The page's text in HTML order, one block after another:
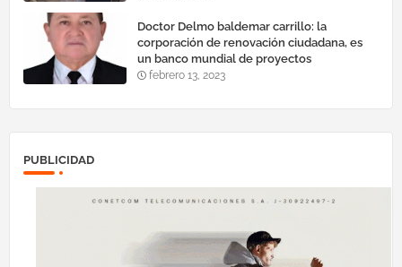
Doctor Delmo baldemar carrillo: la
corporación de renovación ciudadana, es
un banco mundial de proyectos
febrero 13, 2023
PUBLICIDAD